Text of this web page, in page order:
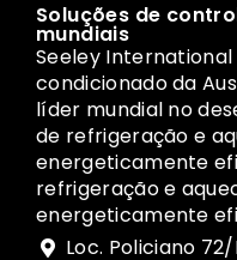
Soluções de
mundiais
Seeley
condicionado da
líder mundial no
de refrigeração e
energeticamente
refrigeração e
energeticamente
Loc. Policiano